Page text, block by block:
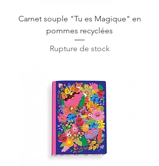
Carnet souple "Tu es Magique" en
pommes recyclées
Rupture de stock